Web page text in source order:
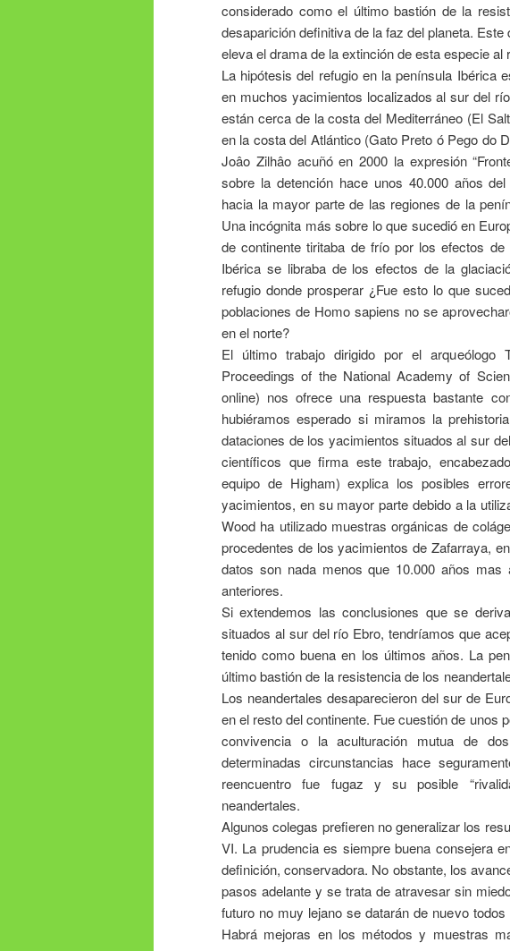
considerado como el último bastión de la
desaparición definitiva de la faz del planeta.
eleva el drama de la extinción de esta especie al
La hipótesis del refugio en la península Ibérica
en muchos yacimientos localizados al sur del
están cerca de la costa del Mediterráneo (El
en la costa del Atlántico (Gato Preto ó Pego do
Joâo Zilhâo acuñó en 2000 la expresión
sobre la detención hace unos 40.000 años
hacia la mayor parte de las regiones de la
Una incógnita más sobre lo que sucedió en
de continente tiritaba de frío por los efectos de
Ibérica se libraba de los efectos de la
refugio donde prosperar ¿Fue esto lo que
poblaciones de Homo sapiens no se
en el norte?
El último trabajo dirigido por el arqueólogo
Proceedings of the National Academy of
online) nos ofrece una respuesta bastante
hubiéramos esperado si miramos la
dataciones de los yacimientos situados al sur
científicos que firma este trabajo,
equipo de Higham) explica los posibles
yacimientos, en su mayor parte debido a la
Wood ha utilizado muestras orgánicas de
procedentes de los yacimientos de Zafarraya,
datos son nada menos que 10.000 años mas
anteriores.
Si extendemos las conclusiones que se
situados al sur del río Ebro, tendríamos que
tenido como buena en los últimos años. La
último bastión de la resistencia de los
Los neandertales desaparecieron del sur de
en el resto del continente. Fue cuestión de unos
convivencia o la aculturación mutua de
determinadas circunstancias hace
reencuentro fue fugaz y su posible
neandertales.
Algunos colegas prefieren no generalizar los
VI. La prudencia es siempre buena consejera
definición, conservadora. No obstante, los
pasos adelante y se trata de atravesar sin
futuro no muy lejano se datarán de nuevo
Habrá mejoras en los métodos y muestras